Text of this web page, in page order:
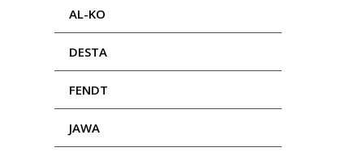
AL-KO
DESTA
FENDT
JAWA